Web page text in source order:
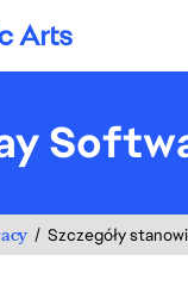
Arts
Szczegóły